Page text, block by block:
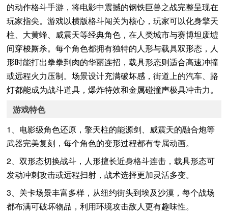
的动作格斗手游，将电影中震撼的钢铁巨兽之战完整呈现在
玩家指尖。游戏以横版格斗闯关为核心，玩家可以化身擎天
柱、大黄蜂、威震天等经典角色，在人类城市与赛博坦废墟
间穿梭厮杀。每个角色都拥有独特的人形与载具双形态，人
形时能打出拳拳到肉的华丽连招，载具形态则适合高速冲撞
或远程火力压制。场景设计充满破坏感，街道上的汽车、路
灯都能成为战斗道具，爆炸特效和金属碰撞声极具冲击力。
游戏特色
1、电影级角色还原，擎天柱的能源剑、威震天的融合炮等
武器完美复刻，每个角色的变形过程都有专属动画。
2、双形态切换战斗，人形擅长近身格斗连击，载具形态可
发动冲刺攻击或远程扫射，战术选择更加灵活多变。
3、关卡场景丰富多样，从纽约街头到埃及沙漠，每个战场
都布满可破坏物品，利用环境攻击敌人更有趣味性。